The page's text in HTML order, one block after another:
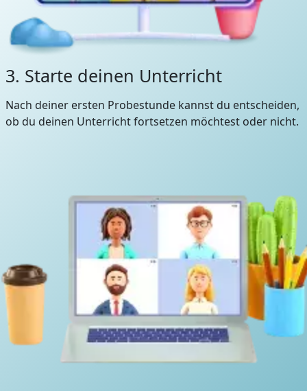
3. Starte deinen Unterricht
Nach deiner ersten Probestunde kannst du entscheiden,
ob du deinen Unterricht fortsetzen möchtest oder nicht.